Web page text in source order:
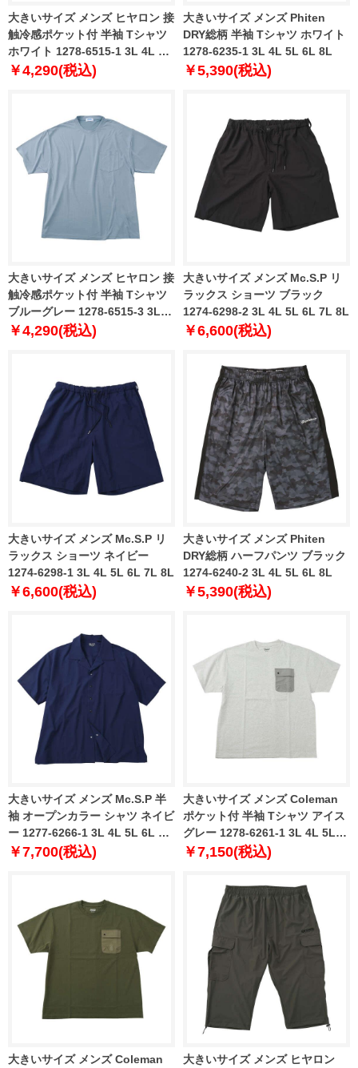
大きいサイズ メンズ ヒヤロン 接
触冷感ポケット付 半袖 Tシャツ
ホワイト 1278-6515-1 3L 4L 5L
6L 7L 8L
￥4,290(税込)
大きいサイズ メンズ Phiten
DRY総柄 半袖 Tシャツ ホワイト
1278-6235-1 3L 4L 5L 6L 8L
￥5,390(税込)
大きいサイズ メンズ ヒヤロン 接
触冷感ポケット付 半袖 Tシャツ
ブルーグレー 1278-6515-3 3L
4L 5L 6L 7L 8L
￥4,290(税込)
大きいサイズ メンズ Mc.S.P リ
ラックス ショーツ ブラック
1274-6298-2 3L 4L 5L 6L 7L 8L
￥6,600(税込)
大きいサイズ メンズ Mc.S.P リ
ラックス ショーツ ネイビー
1274-6298-1 3L 4L 5L 6L 7L 8L
￥6,600(税込)
大きいサイズ メンズ Phiten
DRY総柄 ハーフパンツ ブラック
1274-6240-2 3L 4L 5L 6L 8L
￥5,390(税込)
大きいサイズ メンズ Mc.S.P 半
袖 オープンカラー シャツ ネイビ
ー 1277-6266-1 3L 4L 5L 6L 7L
8L
￥7,700(税込)
大きいサイズ メンズ Coleman
ポケット付 半袖 Tシャツ アイス
グレー 1278-6261-1 3L 4L 5L
6L 8L
￥7,150(税込)
大きいサイズ メンズ Coleman
大きいサイズ メンズ ヒヤロン